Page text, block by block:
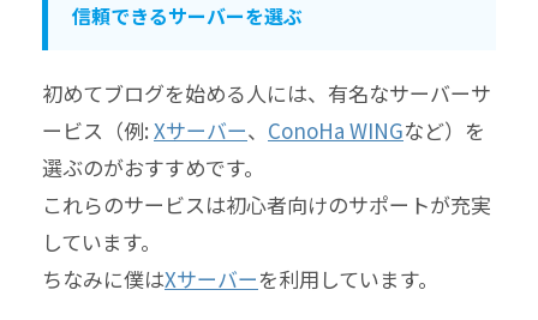
信頼できるサーバーを選ぶ
初めてブログを始める人には、有名なサーバーサ
ービス（例: Xサーバー、 ConoHa WINGなど）を
選ぶのがおすすめです。
これらのサービスは初心者向けのサポートが充実
しています。
ちなみに僕はXサーバーを利用しています。